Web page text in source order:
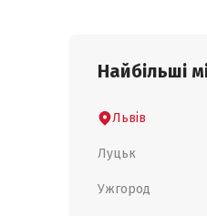
Найбільші
Львів
Луцьк
Ужгород